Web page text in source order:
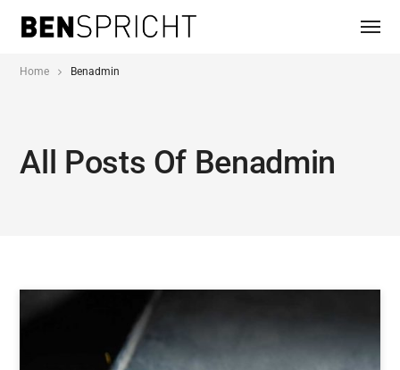
Home Benadmin
All Posts Of Benadmin